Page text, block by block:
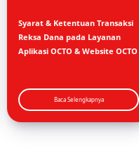
Syarat & Ketentuan Transaksi
Reksa Dana pada Layanan
Aplikasi OCTO & Website OCTO
Baca Selengkapnya